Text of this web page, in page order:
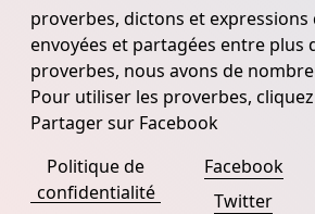
proverbes, dictons et
envoyées et partagées entre plus
proverbes, nous avons de
Pour utiliser les proverbes,
Partager sur Facebook
Politique de
confidentialité
Facebook
Twitter